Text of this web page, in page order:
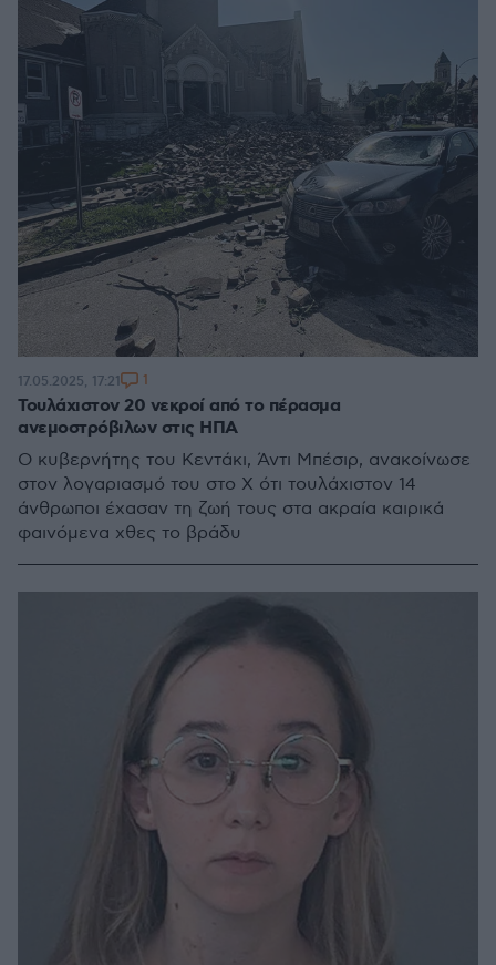
Τουλάχιστον 20 νεκροί από το πέρασμα
ανεμοστρόβιλων στις ΗΠΑ
Ο κυβερνήτης του Κεντάκι, Άντι Μπέσιρ, ανακοίνωσε
στον λογαριασμό του στο Χ ότι τουλάχιστον 14
άνθρωποι έχασαν τη ζωή τους στα ακραία καιρικά
φαινόμενα χθες το βράδυ
17.05.2025, 17:21 1